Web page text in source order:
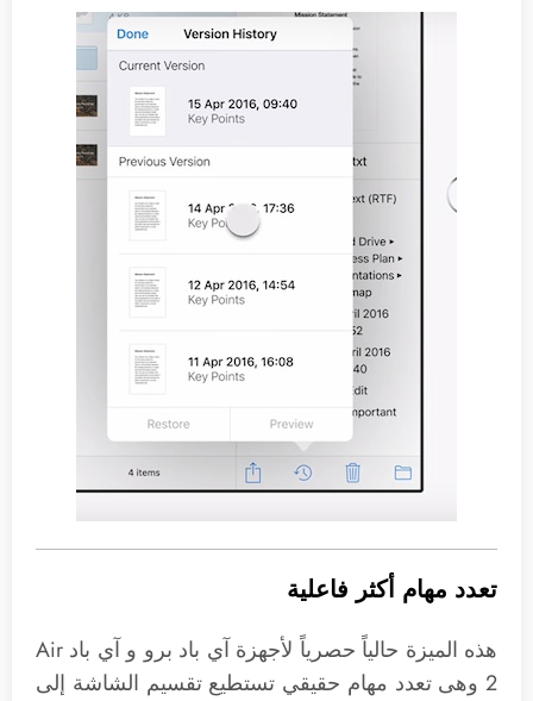
تعدد مهام أكثر فاعلية
هذه الميزة حالياً حصرياً لأجهزة آي باد برو و آي باد Air
2 وهى تعدد مهام حقيقي تستطيع تقسيم الشاشة إلى